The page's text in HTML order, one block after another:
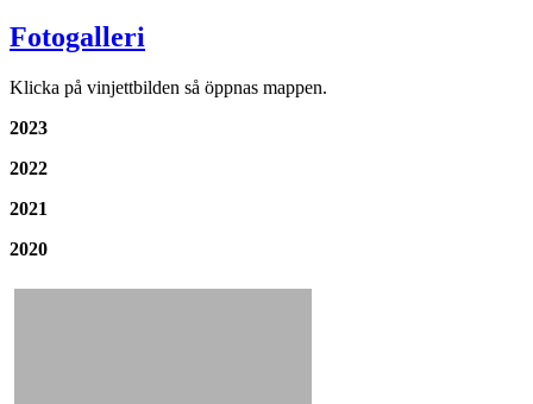
Fotogalleri
Klicka på vinjettbilden så öppnas mappen.
2023
2022
2021
2020